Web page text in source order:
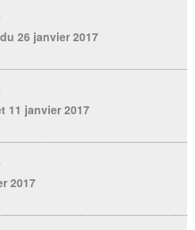
26 janvier 2017
11 janvier 2017
2017